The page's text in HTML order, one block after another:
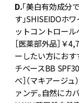
D.「美白有効成分
す」SHISEIDOホ
ットコントロー
［医薬部外品］￥
ーしたい方におす
チベースBB
べ］（マキアージュ）
ァンデ。自然にカ